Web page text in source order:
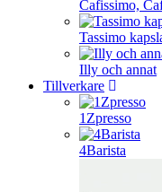
Cafissimo,
Tassimo
Illy och annat
Tillverkare
1Zpresso
4Barista